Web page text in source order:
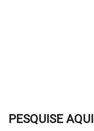
PESQUISE AQUI